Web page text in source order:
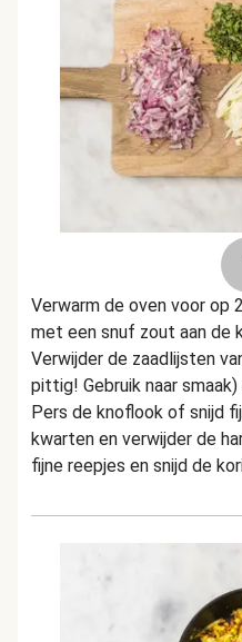
Verwarm de oven voor op
met een snuf zout aan de
Verwijder de zaadlijsten
pittig! Gebruik naar smaak)
Pers de knoflook of snijd
kwarten en verwijder de
fijne reepjes en snijd de